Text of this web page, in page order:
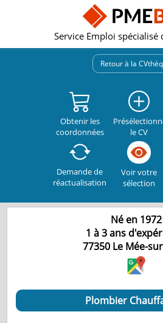
Service Emploi spécialisé
Retour à la
Obtenir les
coordonnées
le CV
Demande de
réactualisation
Voir votre
sélection
Né en 1972
1 à 3 ans
77350 Le Mée-
Plombier